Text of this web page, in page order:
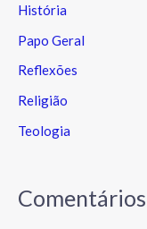
História
Papo Geral
Reflexões
Religião
Teologia